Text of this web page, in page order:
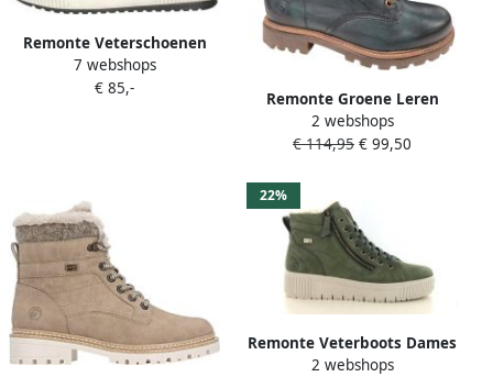
Remonte Veterschoenen
platform lace-up ankle
boots in crash look
7 webshops
€ 85,-
Remonte Groene Leren
Veterboots Dames Groen
2 webshops
€ 114,95 € 99,50
22%
Remonte Veterboots Dames
Groen
2 webshops